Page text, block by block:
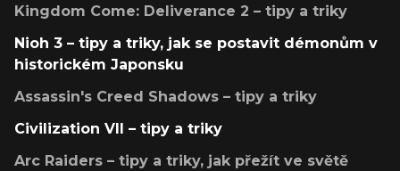
Kingdom Come: Deliverance 2 – tipy a triky
Nioh 3 – tipy a triky, jak se postavit démonům v
historickém Japonsku
Assassin's Creed Shadows – tipy a triky
Civilization VII – tipy a triky
Arc Raiders – tipy a triky, jak přežít ve světě